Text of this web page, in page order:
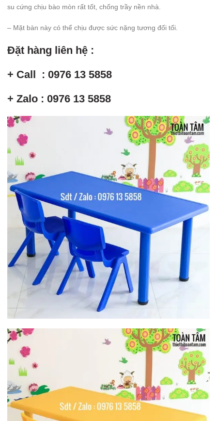
su cứng chịu bào mòn rất tốt, chống trầy nền nhà.
– Mặt bàn này có thể chịu được sức nặng tương đối tối.
Đặt hàng liên hệ :
+ Call : 0976 13 5858
+ Zalo : 0976 13 5858